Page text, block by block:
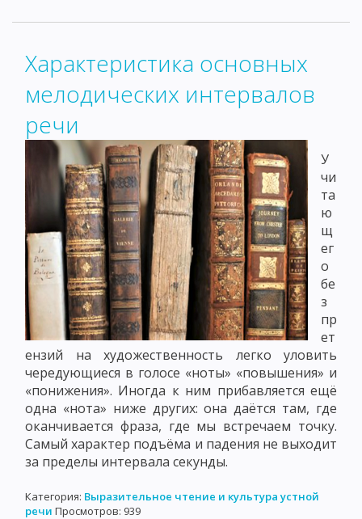
Характеристика основных
мелодических интервалов
речи
У
чи
та
ю
щ
ег
о
бе
з
пр
ет
ензий на художественность легко уловить
чередующиеся в голосе «ноты» «повышения» и
«понижения». Иногда к ним прибавляется ещё
одна «нота» ниже других: она даётся там, где
оканчивается фраза, где мы встречаем точку.
Самый характер подъёма и падения не выходит
за пределы интервала секунды.
Категория: Выразительное чтение и культура устной
речи Просмотров: 939